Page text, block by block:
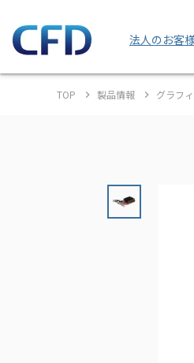
法人のお客
TOP 製品情報 グラフ